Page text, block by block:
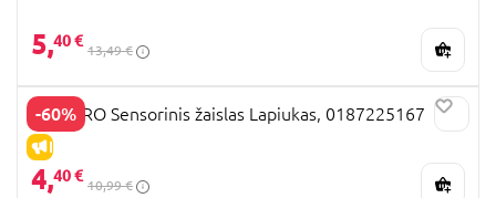
5,40 €
13,49 €
-60%
IŠPARDAVIMAS
PLAYGRO Sensorinis žaislas Lapiukas, 0187225167
4,40 €
10,99 €